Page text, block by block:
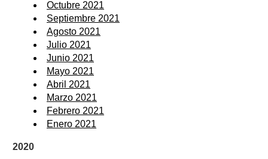
Octubre 2021
Septiembre 2021
Agosto 2021
Julio 2021
Junio 2021
Mayo 2021
Abril 2021
Marzo 2021
Febrero 2021
Enero 2021
2020